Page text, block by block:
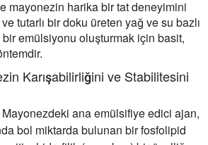
mayonezin harika bir tat deneyimini
tutarlı bir doku üreten yağ ve su bazlı
emülsiyonu oluşturmak için basit,
Karışabilirliğini ve Stabilitesini
Mayonezdeki ana emülsifiye edici ajan,
bol miktarda bulunan bir fosfolipid